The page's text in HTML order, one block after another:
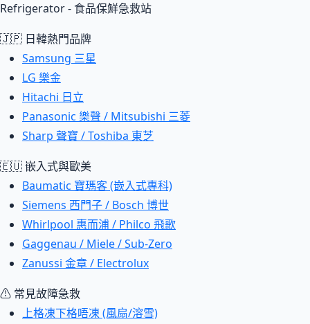
Refrigerator - 食品保鮮急救站
🇯🇵 日韓熱門品牌
Samsung 三星
LG 樂金
Hitachi 日立
Panasonic 樂聲 / Mitsubishi 三菱
Sharp 聲寶 / Toshiba 東芝
🇪🇺 嵌入式與歐美
Baumatic 寶瑪客 (嵌入式專科)
Siemens 西門子 / Bosch 博世
Whirlpool 惠而浦 / Philco 飛歌
Gaggenau / Miele / Sub-Zero
Zanussi 金章 / Electrolux
⚠ 常見故障急救
上格凍下格唔凍 (風扇/溶雪)